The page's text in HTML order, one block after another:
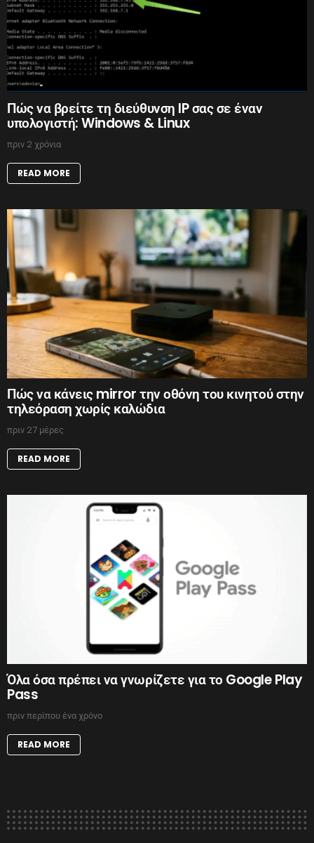
Πώς να βρείτε τη διεύθυνση IP σας σε έναν
υπολογιστή: Windows & Linux
πριν 2 χρόνια
READ MORE
Πώς να κάνεις mirror την οθόνη του κινητού στην
τηλεόραση χωρίς καλώδια
πριν 27 μέρες
READ MORE
Όλα όσα πρέπει να γνωρίζετε για το Google Play
Pass
πριν περίπου ένα χρόνο
READ MORE